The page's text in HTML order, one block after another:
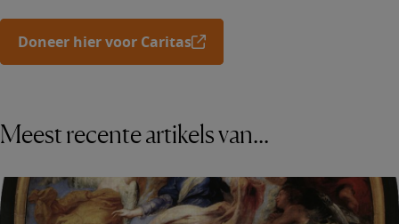
Doneer hier voor Caritas
Meest recente artikels van...